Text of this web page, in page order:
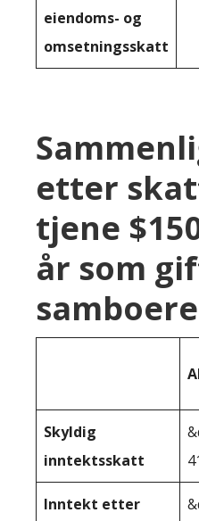
eiendoms- og
omsetningsskatt
etter
tjene
år som
samboere
Skyldig
inntektsskatt
Inntekt etter